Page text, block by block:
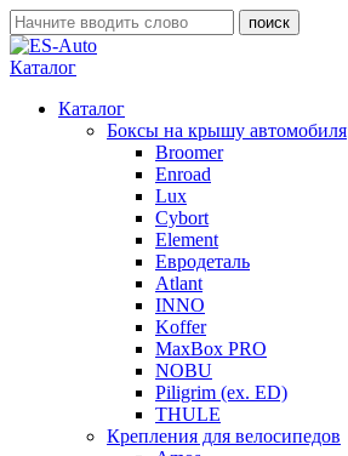
Каталог
Каталог
Боксы на крышу автомобиля
Broomer
Enroad
Lux
Cybort
Element
Евродеталь
Atlant
INNO
Koffer
MaxBox PRO
NOBU
Piligrim (ex. ED)
THULE
Крепления для велосипедов